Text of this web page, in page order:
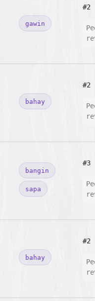
gawin
#2
bahay
#2
bangin
sapa
#3
bahay
#2